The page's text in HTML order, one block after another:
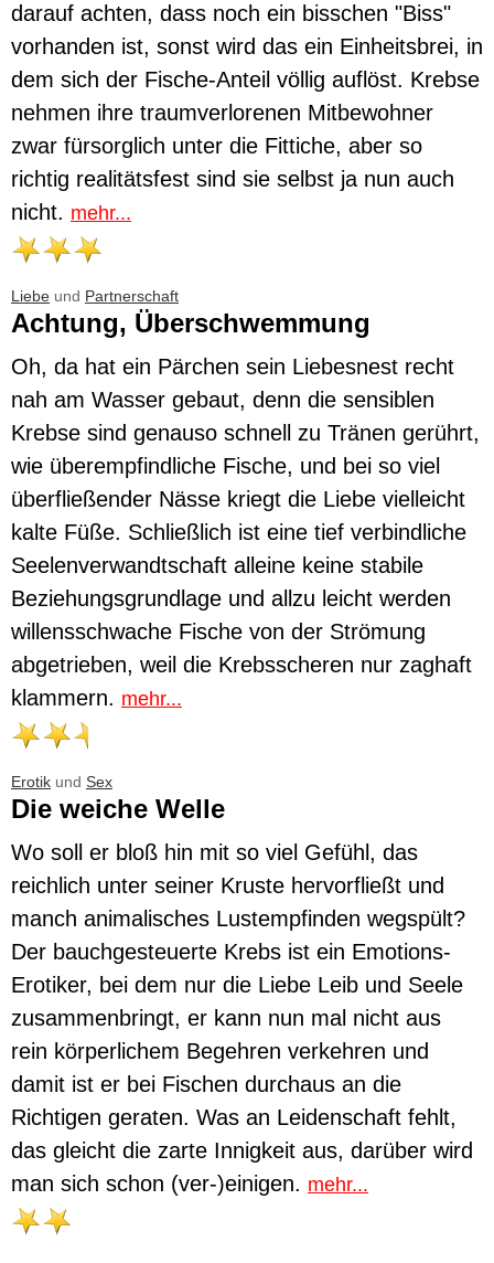
darauf achten, dass noch ein bisschen "Biss"
vorhanden ist, sonst wird das ein Einheitsbrei, in
dem sich der Fische-Anteil völlig auflöst. Krebse
nehmen ihre traumverlorenen Mitbewohner
zwar fürsorglich unter die Fittiche, aber so
richtig realitätsfest sind sie selbst ja nun auch
nicht. mehr...
Liebe und Partnerschaft
Achtung, Überschwemmung
Oh, da hat ein Pärchen sein Liebesnest recht
nah am Wasser gebaut, denn die sensiblen
Krebse sind genauso schnell zu Tränen gerührt,
wie überempfindliche Fische, und bei so viel
überfließender Nässe kriegt die Liebe vielleicht
kalte Füße. Schließlich ist eine tief verbindliche
Seelenverwandtschaft alleine keine stabile
Beziehungsgrundlage und allzu leicht werden
willensschwache Fische von der Strömung
abgetrieben, weil die Krebsscheren nur zaghaft
klammern. mehr...
Erotik und Sex
Die weiche Welle
Wo soll er bloß hin mit so viel Gefühl, das
reichlich unter seiner Kruste hervorfließt und
manch animalisches Lustempfinden wegspült?
Der bauchgesteuerte Krebs ist ein Emotions-
Erotiker, bei dem nur die Liebe Leib und Seele
zusammenbringt, er kann nun mal nicht aus
rein körperlichem Begehren verkehren und
damit ist er bei Fischen durchaus an die
Richtigen geraten. Was an Leidenschaft fehlt,
das gleicht die zarte Innigkeit aus, darüber wird
man sich schon (ver-)einigen. mehr...